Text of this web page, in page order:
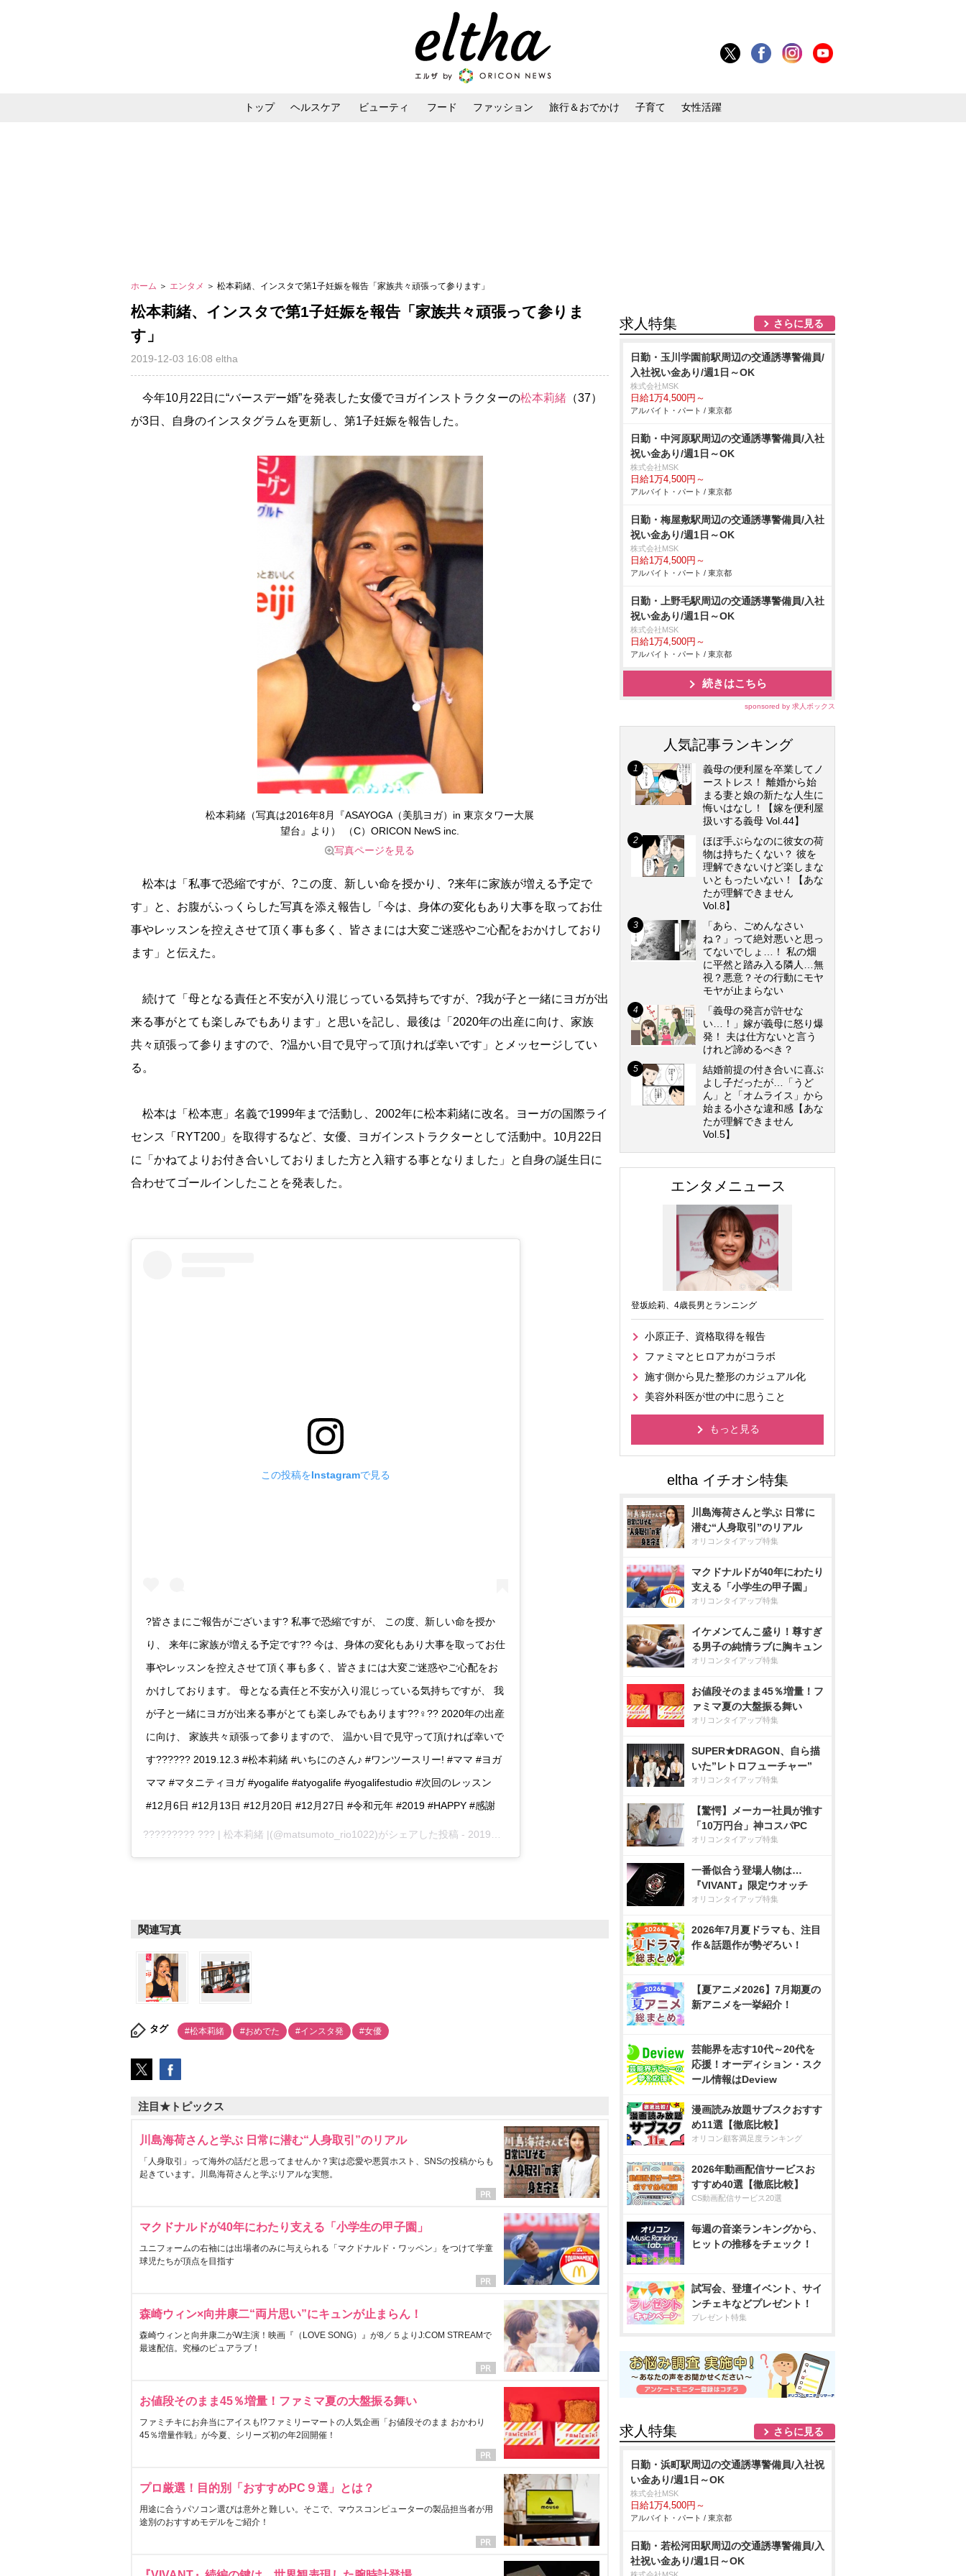
トップ ヘルスケア ビューティ フード ファッション 旅行＆おでかけ 子育て 女性活躍
ホーム ＞ エンタメ ＞ 松本莉緒、インスタで第1子妊娠を報告「家族共々頑張って参ります」
松本莉緒、インスタで第1子妊娠を報告「家族共々頑張って参りま
す」
2019-12-03 16:08 eltha
今年10月22日に“バースデー婚”を発表した女優でヨガインストラクターの松本莉緒 （37）
が3日、自身のインスタグラムを更新し、第1子妊娠を報告した。
松本莉緒（写真は2016年8月『ASAYOGA（美肌ヨガ）in 東京タワー大展
望台』より） （C）ORICON NewS inc.
写真ページを見る
松本は「私事で恐縮ですが、?この度、新しい命を授かり、?来年に家族が増える予定で
す」と、お腹がふっくらした写真を添え報告し「今は、身体の変化もあり大事を取ってお仕
事やレッスンを控えさせて頂く事も多く、皆さまには大変ご迷惑やご心配をおかけしており
ます」と伝えた。
続けて「母となる責任と不安が入り混じっている気持ちですが、?我が子と一緒にヨガが出
来る事がとても楽しみでもあります」と思いを記し、最後は「2020年の出産に向け、家族
共々頑張って参りますので、?温かい目で見守って頂ければ幸いです」とメッセージしてい
る。
松本は「松本恵」名義で1999年まで活動し、2002年に松本莉緒に改名。ヨーガの国際ライ
センス「RYT200」を取得するなど、女優、ヨガインストラクターとして活動中。10月22日
に「かねてよりお付き合いしておりました方と入籍する事となりました」と自身の誕生日に
合わせてゴールインしたことを発表した。
この投稿をInstagramで見る
?皆さまにご報告がございます? 私事で恐縮ですが、 この度、新しい命を授か
り、 来年に家族が増える予定です?? 今は、身体の変化もあり大事を取ってお仕
事やレッスンを控えさせて頂く事も多く、皆さまには大変ご迷惑やご心配をお
かけしております。 母となる責任と不安が入り混じっている気持ちですが、 我
が子と一緒にヨガが出来る事がとても楽しみでもあります??♀?? 2020年の出産
に向け、 家族共々頑張って参りますので、 温かい目で見守って頂ければ幸いで
す?????? 2019.12.3 #松本莉緒 #いちにのさん♪ #ワンツースリー! #ママ #ヨガ
ママ #マタニティヨガ #yogalife #atyogalife #yogalifestudio #次回のレッスン
#12月6日 #12月13日 #12月20日 #12月27日 #令和元年 #2019 #HAPPY #感謝
????????? ??? | 松本莉緒 |(@matsumoto_rio1022)がシェアした投稿 - 2019年12月月2日午後10時12分PST
関連写真
タグ #松本莉緒 #おめでた #インスタ発 #女優
注目★トピックス
川島海荷さんと学ぶ 日常に潜む“人身取引”のリアル
「人身取引」って海外の話だと思ってませんか？実は恋愛や悪質ホスト、SNSの投稿からも
起きています。川島海荷さんと学ぶリアルな実態。
マクドナルドが40年にわたり支える「小学生の甲子園」
ユニフォームの右袖には出場者のみに与えられる「マクドナルド・ワッペン」をつけて学童
球児たちが頂点を目指す
森崎ウィン×向井康二“両片思い”にキュンが止まらん！
森崎ウィンと向井康二がW主演！映画『（LOVE SONG）』が8／５よりJ:COM STREAMで
最速配信。究極のピュアラブ！
お値段そのまま45％増量！ファミマ夏の大盤振る舞い
ファミチキにお弁当にアイスも!?ファミリーマートの人気企画「お値段そのまま おかわり
45％増量作戦」が今夏、シリーズ初の年2回開催！
プロ厳選！目的別「おすすめPC９選」とは？
用途に合うパソコン選びは意外と難しい。そこで、マウスコンピューターの製品担当者が用
途別のおすすめモデルをご紹介！
求人特集 さらに見る
日勤・玉川学園前駅周辺の交通誘導警備員/
入社祝い金あり/週1日～OK
株式会社MSK
日給1万4,500円～
アルバイト・パート / 東京都
日勤・中河原駅周辺の交通誘導警備員/入社
祝い金あり/週1日～OK
株式会社MSK
日給1万4,500円～
アルバイト・パート / 東京都
日勤・梅屋敷駅周辺の交通誘導警備員/入社
祝い金あり/週1日～OK
株式会社MSK
日給1万4,500円～
アルバイト・パート / 東京都
日勤・上野毛駅周辺の交通誘導警備員/入社
祝い金あり/週1日～OK
株式会社MSK
日給1万4,500円～
アルバイト・パート / 東京都
続きはこちら
sponsored by 求人ボックス
人気記事ランキング
義母の便利屋を卒業してノ
ーストレス！ 離婚から始
まる妻と娘の新たな人生に
悔いはなし！【嫁を便利屋
扱いする義母 Vol.44】
ほぼ手ぶらなのに彼女の荷
物は持ちたくない？ 彼を
理解できないけど楽しまな
いともったいない！【あな
たが理解できません
Vol.8】
「あら、ごめんなさい
ね？」って絶対悪いと思っ
てないでしょ…！ 私の畑
に平然と踏み入る隣人…無
視？悪意？その行動にモヤ
モヤが止まらない
「義母の発言が許せな
い…！」嫁が義母に怒り爆
発！ 夫は仕方ないと言う
けれど諦めるべき？
結婚前提の付き合いに喜ぶ
よし子だったが…「うど
ん」と「オムライス」から
始まる小さな違和感【あな
たが理解できません
Vol.5】
エンタメニュース
登坂絵莉、4歳長男とランニング
小原正子、資格取得を報告
ファミマとヒロアカがコラボ
施す側から見た整形のカジュアル化
美容外科医が世の中に思うこと
もっと見る
川島海荷さんと学ぶ 日常に
潜む“人身取引”のリアル
オリコンタイアップ特集
マクドナルドが40年にわたり
支える「小学生の甲子園」
オリコンタイアップ特集
イケメンてんこ盛り！尊すぎ
る男子の純情ラブに胸キュン
オリコンタイアップ特集
お値段そのまま45％増量！フ
ァミマ夏の大盤振る舞い
オリコンタイアップ特集
SUPER★DRAGON、自ら描
いた”レトロフューチャー”
オリコンタイアップ特集
【驚愕】メーカー社員が推す
「10万円台」神コスパPC
オリコンタイアップ特集
一番似合う登場人物は…
『VIVANT』限定ウオッチ
オリコンタイアップ特集
2026年7月夏ドラマも、注目
作＆話題作が勢ぞろい！
【夏アニメ2026】7月期夏の
新アニメを一挙紹介！
芸能界を志す10代～20代を
応援！オーディション・スク
ール情報はDeview
漫画読み放題サブスクおすす
め11選【徹底比較】
オリコン顧客満足度ランキング
2026年動画配信サービスお
すすめ40選【徹底比較】
CS動画配信サービス20選
毎週の音楽ランキングから、
ヒットの推移をチェック！
試写会、登壇イベント、サイ
ンチェキなどプレゼント！
プレゼント特集
求人特集 さらに見る
日勤・浜町駅周辺の交通誘導警備員/入社祝
い金あり/週1日～OK
株式会社MSK
日給1万4,500円～
アルバイト・パート / 東京都
日勤・若松河田駅周辺の交通誘導警備員/入
社祝い金あり/週1日～OK